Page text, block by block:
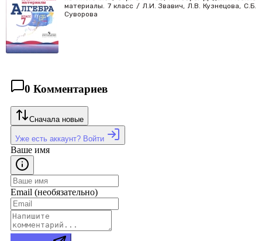
материалы. 7 класс / Л.И. Звавич, Л.В. Кузнецова, С.Б.
Суворова